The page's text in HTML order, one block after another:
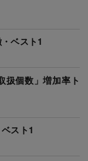
ベスト1
個数」増加率ト
スト1